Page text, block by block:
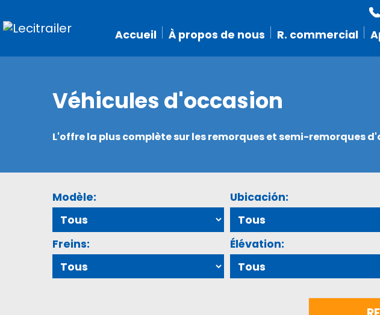
Accueil À propos de nous R. commercial
Véhicules d'occasion
L'offre la plus complète sur les remorques et semi-remorques
Modèle: Ubicación:
Freins: Élévation: